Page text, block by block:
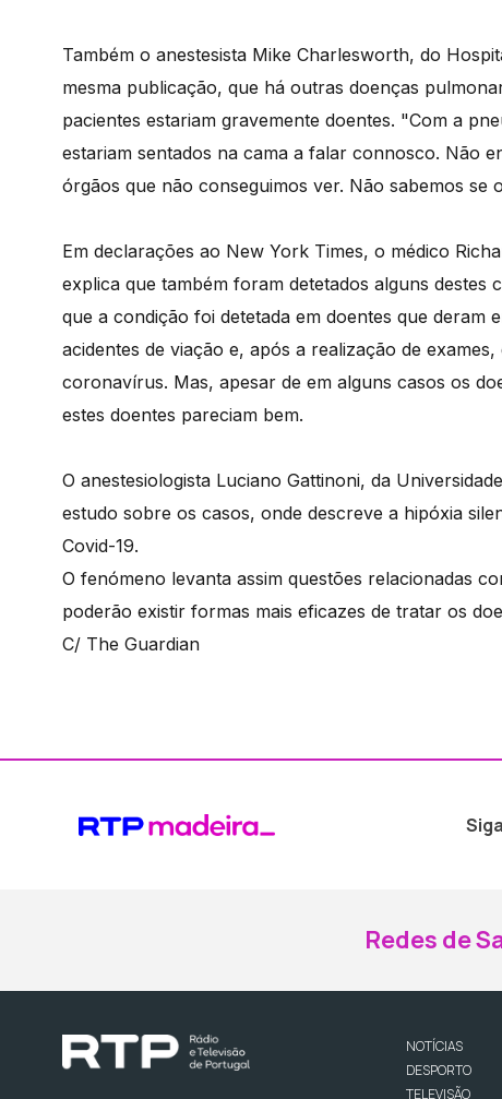
Também o anestesista Mike Charlesworth, do
mesma publicação, que há outras doenças
pacientes estariam gravemente doentes. "Com a
estariam sentados na cama a falar connosco. Não
órgãos que não conseguimos ver. Não sabemos
Em declarações ao New York Times, o médico
explica que também foram detetados alguns destes
que a condição foi detetada em doentes que
acidentes de viação e, após a realização de
coronavírus. Mas, apesar de em alguns casos os
estes doentes pareciam bem.
O anestesiologista Luciano Gattinoni, da
estudo sobre os casos, onde descreve a hipóxia
Covid-19.
O fenómeno levanta assim questões relacionadas
poderão existir formas mais eficazes de tratar os
C/ The Guardian
Redes de
NOTÍCIAS
DESPORTO
TELEVISÃO